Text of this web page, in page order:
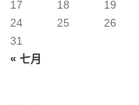
« 七月
17
18 19
24
25 26
31